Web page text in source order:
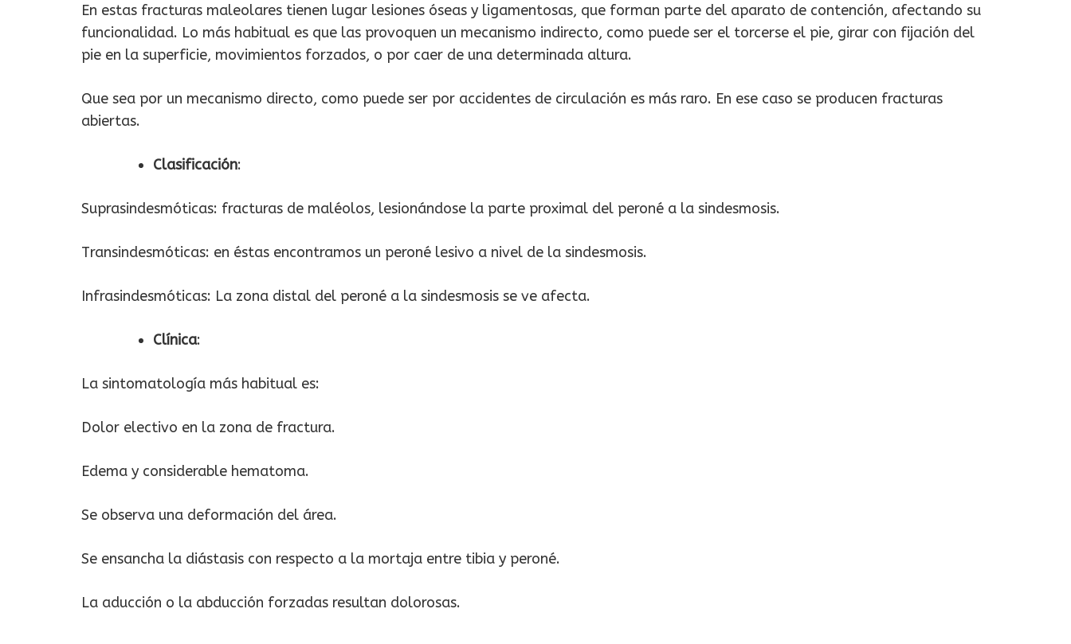
En estas fracturas maleolares tienen lugar lesiones óseas y ligamentosas, que forman parte del aparato de contención, afectando su
funcionalidad. Lo más habitual es que las provoquen un mecanismo indirecto, como puede ser el torcerse el pie, girar con fijación del
pie en la superficie, movimientos forzados, o por caer de una determinada altura.
Que sea por un mecanismo directo, como puede ser por accidentes de circulación es más raro. En ese caso se producen fracturas
abiertas.
Clasificación:
Suprasindesmóticas: fracturas de maléolos, lesionándose la parte proximal del peroné a la sindesmosis.
Transindesmóticas: en éstas encontramos un peroné lesivo a nivel de la sindesmosis.
Infrasindesmóticas: La zona distal del peroné a la sindesmosis se ve afecta.
Clínica:
La sintomatología más habitual es:
Dolor electivo en la zona de fractura.
Edema y considerable hematoma.
Se observa una deformación del área.
Se ensancha la diástasis con respecto a la mortaja entre tibia y peroné.
La aducción o la abducción forzadas resultan dolorosas.